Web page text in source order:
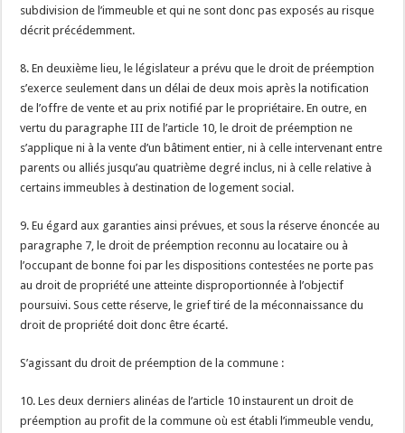
subdivision de l’immeuble et qui ne sont donc pas exposés au risque
décrit précédemment.
8. En deuxième lieu, le législateur a prévu que le droit de préemption
s’exerce seulement dans un délai de deux mois après la notification
de l’offre de vente et au prix notifié par le propriétaire. En outre, en
vertu du paragraphe III de l’article 10, le droit de préemption ne
s’applique ni à la vente d’un bâtiment entier, ni à celle intervenant entre
parents ou alliés jusqu’au quatrième degré inclus, ni à celle relative à
certains immeubles à destination de logement social.
9. Eu égard aux garanties ainsi prévues, et sous la réserve énoncée au
paragraphe 7, le droit de préemption reconnu au locataire ou à
l’occupant de bonne foi par les dispositions contestées ne porte pas
au droit de propriété une atteinte disproportionnée à l’objectif
poursuivi. Sous cette réserve, le grief tiré de la méconnaissance du
droit de propriété doit donc être écarté.
S’agissant du droit de préemption de la commune :
10. Les deux derniers alinéas de l’article 10 instaurent un droit de
préemption au profit de la commune où est établi l’immeuble vendu,